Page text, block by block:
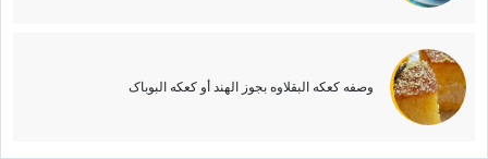
وصفه کعکه البقلاوه بجوز الهند أو کعکه البوباک